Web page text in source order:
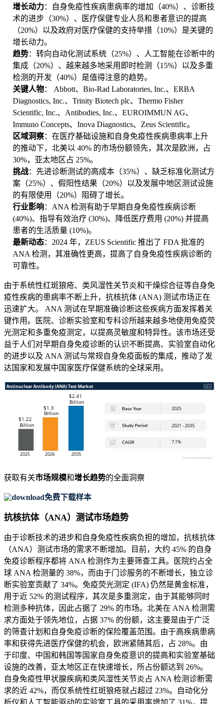
增长动力：自身免疫性疾病患病率的增加（40%）、诊断技
术的进步（30%）、医疗保健专业人员和患者意识的提高
（20%）以及政府对医疗保健的支持举措（10%）是关键的
增长动力。
趋势：转向自动化测试系统（25%）、人工智能在诊断中的
集成（20%）、越来越多地采用即时检测（15%）以及多重
检测的开发（40%）是值得注意的趋势。
关键人物： Abbott、Bio-Rad Laboratories, Inc.、ERBA
Diagnostics, Inc.、Trinity Biotech plc、Thermo Fisher
Scientific, Inc.、Antibodies, Inc.、EUROIMMUN AG、
Immuno Concepts、Inova Diagnostics、Zeus Scientific。
区域洞察：在医疗基础设施和自身免疫性疾病患病率上升
的推动下，北美以 40% 的市场份额领先，其次是欧洲，占
30%，亚太地区占 25%。
挑战：先进诊断测试的高成本（35%）、缺乏标准化测试方
案（25%）、假阳性结果（20%）以及发展中地区测试设施
的有限使用（20%）阻碍了增长。
行业影响：ANA 检测有助于早期自身免疫性疾病诊断
(40%)、指导有效治疗 (30%)、降低医疗费用 (20%) 并提高
患者的生活质量 (10%)。
最新动态：2024 年，ZEUS Scientific 推出了 FDA 批准的
ANA 检测，其准确性更高，提高了自身免疫性疾病诊断的
可靠性。
由于系统性红斑狼疮、类风湿性关节炎和干燥综合征等自身免
疫性疾病的患病率不断上升，抗核抗体 (ANA) 测试市场正在
迅速扩大。 ANA 测试在早期准确诊断这些疾病方面发挥着关
键作用。医院、诊断实验室和专科诊所越来越多地使用免疫荧
光测定和多重免疫测定，以提高灵敏度和特异性。该市场还受
益于人们对早期自身免疫诊断的认识不断提高、实验室自动化
的进步以及 ANA 测试与常规自身免疫面板的集成，推动了发
达国家和发展中国家医疗保健系统的全球采用。
获取有关市场规模和增长趋势的全面洞察
免费下载样本
抗核抗体（ANA）测试市场趋势
由于诊断技术的进步和自身免疫性疾病负担的增加，抗核抗体
（ANA）测试市场的需求不断增加。目前，大约 45% 的自身
免疫诊断程序都将 ANA 检测作为主要筛查工具。医院约占全
球 ANA 检测量的 38%，而由于门诊服务的不断增长，独立诊
断实验室贡献了 34%。免疫荧光测定 (IFA) 仍然是黄金标准，
用于近 52% 的测试程序，其次是多重测定，由于其能够同时
检测多种抗体，因此占据了 29% 的市场。北美在 ANA 检测需
求方面处于领先地位，占据 37% 的份额，这主要是由于广泛
的筛查计划和自身免疫诊断的保险覆盖范围。由于高疾病患病
率和获得先进医疗保健的机会，欧洲紧随其后，占 28%。由
于印度、中国和韩国等国家自身免疫意识的提高和实验室基础
设施的改善，亚太地区正在快速增长，所占份额达到 26%。
自身免疫性甲状腺疾病和类风湿性关节炎占 ANA 检测诊断需
求的近 42%，而仅系统性红斑狼疮就占超过 23%。自动化分